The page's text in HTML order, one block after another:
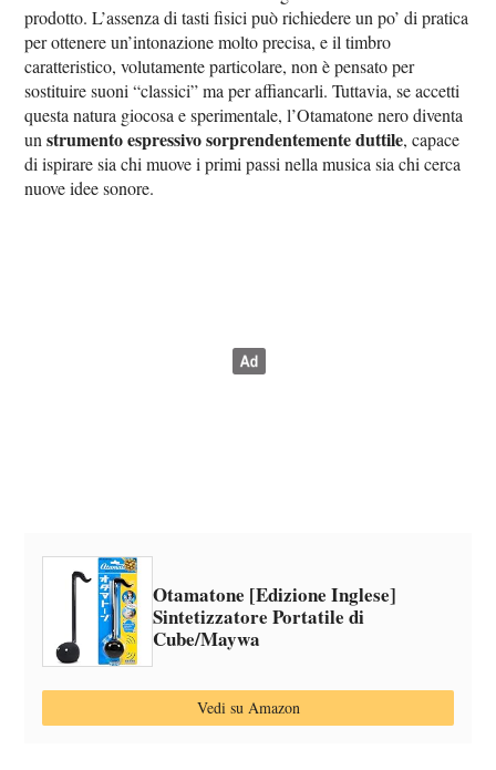
prodotto. L’assenza di tasti fisici può richiedere un po’ di pratica
per ottenere un’intonazione molto precisa, e il timbro
caratteristico, volutamente particolare, non è pensato per
sostituire suoni “classici” ma per affiancarli. Tuttavia, se accetti
questa natura giocosa e sperimentale, l’Otamatone nero diventa
unstrumento espressivo sorprendentemente duttile, capace
di ispirare sia chi muove i primi passi nella musica sia chi cerca
nuove idee sonore.
Otamatone [Edizione Inglese]
Sintetizzatore Portatile di
Cube/Maywa
Vedi su Amazon